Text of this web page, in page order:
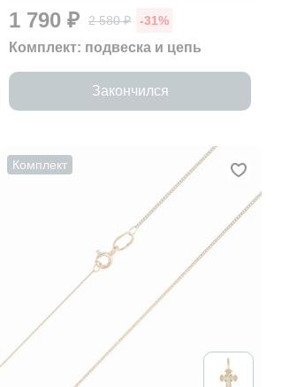
1 790 ₽ 2 580 ₽ -31%
Комплект: подвеска и цепь
Закончился
Комплект